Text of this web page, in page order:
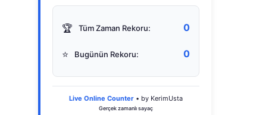
🏆 Tüm Zaman Rekoru: 0
⭐ Bugünün Rekoru: 0
Live Online Counter • by KerimUsta
Gerçek zamanlı sayaç